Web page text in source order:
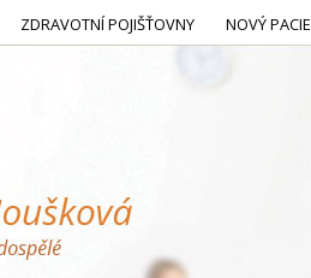
ZDRAVOTNÍ POJIŠŤOVNY NOVÝ